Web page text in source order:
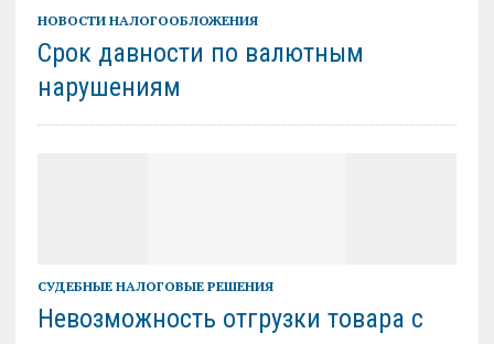
НОВОСТИ НАЛОГООБЛОЖЕНИЯ
Срок давности по валютным
нарушениям
СУДЕБНЫЕ НАЛОГОВЫЕ РЕШЕНИЯ
Невозможность отгрузки товара с